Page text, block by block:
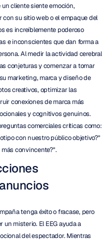
cliente siente emoción,
su sitio web o el empaque del
es increíblemente poderoso
e inconscientes que dan forma a
Al medir la actividad cerebral
conjeturas y comenzar a tomar
marketing, marca y diseño de
creativos, optimizar las
conexiones de marca más
y cognitivos genuinos.
comerciales críticas como:
con nuestro público objetivo?"
más convincente?".
tenga éxito o fracase, pero
misterio. El EEG ayuda a
del espectador. Mientras